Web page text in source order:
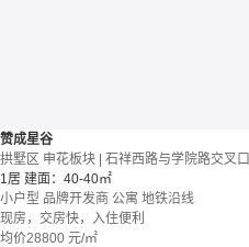
赞成星谷
拱墅区 申花板块 | 石祥西路与学院路交叉口
1居 建面：40-40㎡
小户型 品牌开发商 公寓 地铁沿线
现房，交房快，入住便利
均价28800 元/㎡